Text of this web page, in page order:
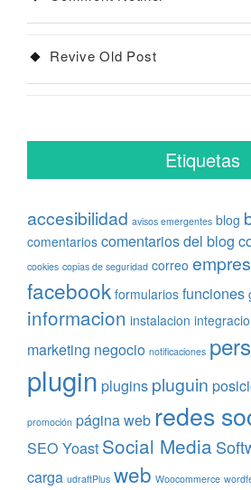
Revive Old Post
Etiquetas
accesibilidad avisos emergentes blog
comentarios comentarios del blog
cookies copias de seguridad correo
facebook formularios funciones
informacion instalacion
marketing negocio notificaciones
plugin plugins pluguin
promoción página web redes
SEO Yoast Social Media
carga udraftPlus web Woocommerce